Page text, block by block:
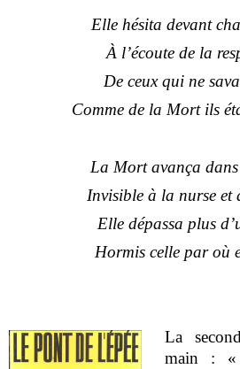
Elle hésita devant
À l’écoute de la
De ceux qui ne
Comme de la Mort ils
La Mort avança
Invisible à la nurse et
Elle dépassa plus
Hormis celle par où
La
main : «